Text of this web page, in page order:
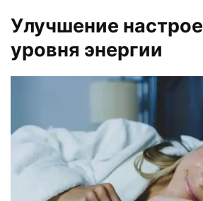
Улучшение
уровня энергии